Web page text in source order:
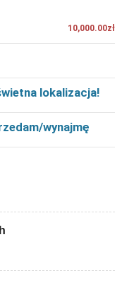
10,000.00zł
lokalizacja!
wynajmę